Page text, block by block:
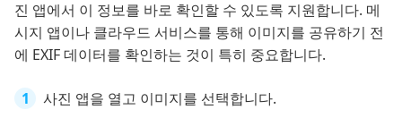
진 앱에서 이 정보를 바로 확인할 수 있도록 지원합니다. 메
시지 앱이나 클라우드 서비스를 통해 이미지를 공유하기 전
에 EXIF 데이터를 확인하는 것이 특히 중요합니다.
사진 앱을 열고 이미지를 선택합니다.